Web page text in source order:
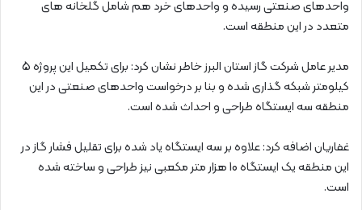
واحدهای صنعتی رسیده و واحدهای خرد هم شامل گلخانه های
متعدد در این منطقه است.
مدیر عامل شرکت گاز استان البرز خاطر نشان کرد: برای تکمیل این پروژه 5
کیلومتر شبکه گذاری شده و بنا بر درخواست واحدهای صنعتی در این
منطقه سه ایستگاه طراحی و احداث شده است.
غفاریان اضافه کرد: علاوه بر سه ایستگاه یاد شده برای تقلیل فشار گاز در
این منطقه یک ایستگاه 10 هزار متر مکعبی نیز طراحی و ساخته شده
است.